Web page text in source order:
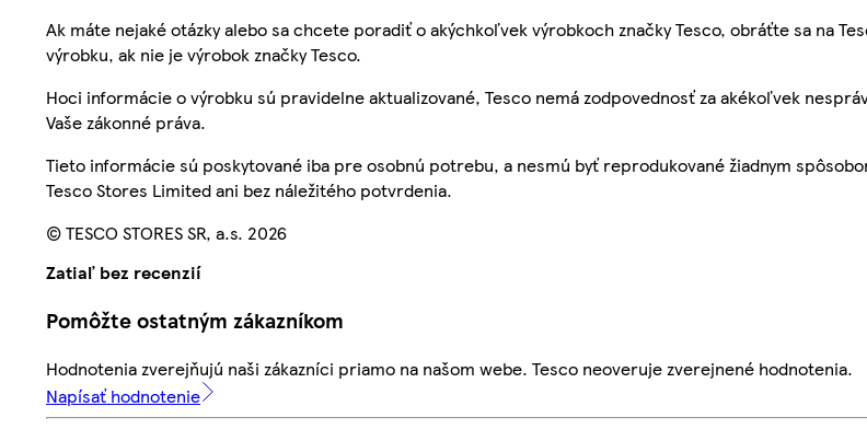
Ak máte nejaké otázky alebo sa chcete poradiť o akýchkoľvek výrobkoch značky Tesco, obráťte sa na
výrobku, ak nie je výrobok značky Tesco.
Hoci informácie o výrobku sú pravidelne aktualizované, Tesco nemá zodpovednosť za akékoľvek
Vaše zákonné práva.
Tieto informácie sú poskytované iba pre osobnú potrebu, a nesmú byť reprodukované žiadnym
Tesco Stores Limited ani bez náležitého potvrdenia.
© TESCO STORES SR, a.s. 2026
Zatiaľ bez recenzií
Pomôžte ostatným zákazníkom
Hodnotenia zverejňujú naši zákazníci priamo na našom webe. Tesco neoveruje zverejnené hodnotenia.
Napísať hodnotenie